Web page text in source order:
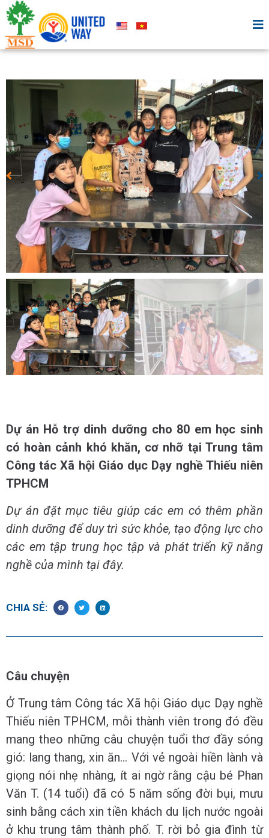
Dự án Hỗ trợ dinh dưỡng cho 80 em học sinh
có hoàn cảnh khó khăn, cơ nhỡ tại Trung tâm
Công tác Xã hội Giáo dục Dạy nghề Thiếu niên
TPHCM
Dự án đặt mục tiêu giúp các em có thêm phần
dinh dưỡng để duy trì sức khỏe, tạo động lực cho
các em tập trung học tập và phát triển kỹ năng
nghề của mình tại đây.
CHIA SẺ:
Câu chuyện
Ở Trung tâm Công tác Xã hội Giáo dục Dạy nghề
Thiếu niên TPHCM, mỗi thành viên trong đó đều
mang theo những câu chuyện tuổi thơ đầy sóng
gió: lang thang, xin ăn… Với vẻ ngoài hiền lành và
giọng nói nhẹ nhàng, ít ai ngờ rằng cậu bé Phan
Văn T. (14 tuổi) đã có 5 năm sống đời bụi, mưu
sinh bằng cách xin tiền khách du lịch nước ngoài
ở khu trung tâm thành phố. T. rời bỏ gia đình từ